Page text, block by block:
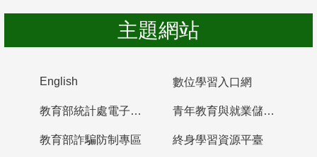
主題網站
English 數位學習入口網
教育部統計處電子書櫃 青年教育與就業儲蓄帳戶
教育部詐騙防制專區 終身學習資源平臺